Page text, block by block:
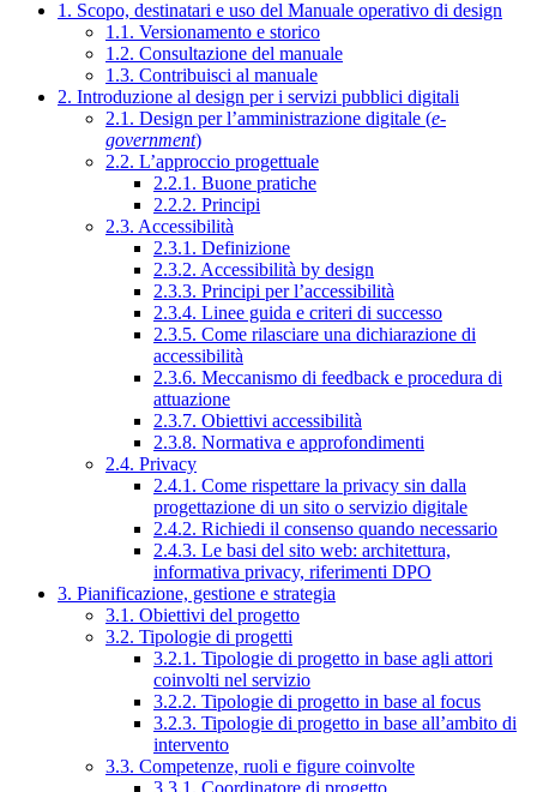
1. Scopo, destinatari e uso del Manuale operativo di design
1.1. Versionamento e storico
1.2. Consultazione del manuale
1.3. Contribuisci al manuale
2. Introduzione al design per i servizi pubblici digitali
2.1. Design per l’amministrazione digitale (e-
government)
2.2. L’approccio progettuale
2.2.1. Buone pratiche
2.2.2. Principi
2.3. Accessibilità
2.3.1. Definizione
2.3.2. Accessibilità by design
2.3.3. Principi per l’accessibilità
2.3.4. Linee guida e criteri di successo
2.3.5. Come rilasciare una dichiarazione di
accessibilità
2.3.6. Meccanismo di feedback e procedura di
attuazione
2.3.7. Obiettivi accessibilità
2.3.8. Normativa e approfondimenti
2.4. Privacy
2.4.1. Come rispettare la privacy sin dalla
progettazione di un sito o servizio digitale
2.4.2. Richiedi il consenso quando necessario
2.4.3. Le basi del sito web: architettura,
informativa privacy, riferimenti DPO
3. Pianificazione, gestione e strategia
3.1. Obiettivi del progetto
3.2. Tipologie di progetti
3.2.1. Tipologie di progetto in base agli attori
coinvolti nel servizio
3.2.2. Tipologie di progetto in base al focus
3.2.3. Tipologie di progetto in base all’ambito di
intervento
3.3. Competenze, ruoli e figure coinvolte
3.3.1. Coordinatore di progetto